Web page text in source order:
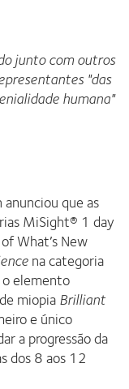
junto com outros
"das
humana"
que as
MiSight® 1 day
What’s New
na categoria
elemento
miopiaBrilliant
e único
a progressão da
dos 8 aos 12